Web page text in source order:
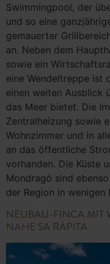
Swimmingpool, der
und so eine
gemauerter
an. Neben dem
sowie ein
eine Wendeltreppe ist
einen weiten Ausblick
das Meer bietet. Die
Zentralheizung sowie
Wohnzimmer und in
an das öffentliche
vorhanden. Die Küste
Mondragó sind
der Region in wenigen
NEUBAU-FINCA MIT
NAHE SA RÀPITA